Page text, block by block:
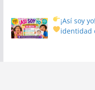
¡Así soy
identidad